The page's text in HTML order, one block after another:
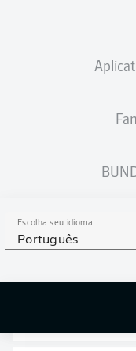
Escolha seu idioma
Português